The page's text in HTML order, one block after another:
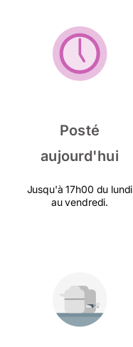
Posté
aujourd'hui
Jusqu'à 17h00 du lundi
au vendredi.